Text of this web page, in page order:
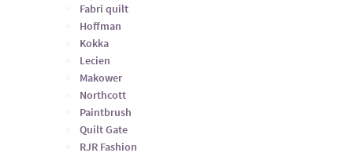
Fabri quilt
Hoffman
Kokka
Lecien
Makower
Northcott
Paintbrush
Quilt Gate
RJR Fashion